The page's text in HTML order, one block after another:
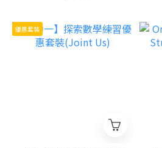
優惠套裝